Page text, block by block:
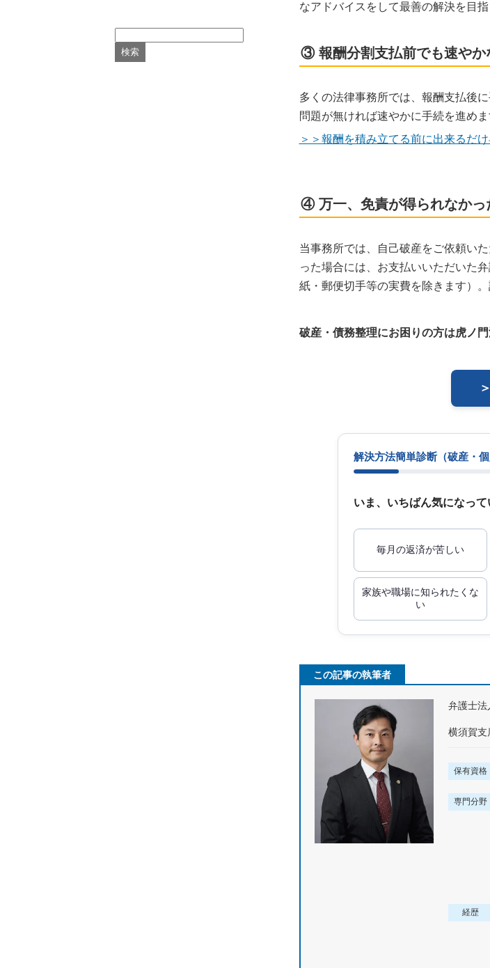
なアドバイスをして最善の解決を目指
③ 報酬分割支払前でも速やか
多くの法律事務所では、報酬支払後
問題が無ければ速やかに手続を進めま
＞＞報酬を積み立てる前に出来るだ
④ 万一、免責が得られなかっ
当事務所では、自己破産をご依頼い
った場合には、お支払いいただいた
紙・郵便切手等の実費を除きます）
破産・債務整理にお困りの方は虎ノ
解決方法簡単診断（破産・個
いま、いちばん気になっ
毎月の返済が苦しい
家族や職場に知られたくな
い
この記事の執筆者
弁護士法
横須賀支
保有資格
専門分野
経歴